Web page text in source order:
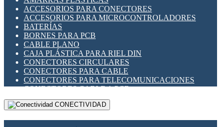
INDICADORES PARA PANEL
INTERFACES DE RELÉ
INTERRUPTORES FIN DE CARRERA
LLAVES CONMUTADORAS
MEDIDORES DE ENERGÍA Y TC'S DE CORRIENTE
MOTORES PASO A PASO
PANTALLAS HMI
PLC -CONTROLADORES LÓGICO PROGRAMABLES
PROGRAMADORES DE HORARIO
RELÉS DE PROTECCIÓN
SENSORES CAPACITIVOS
ACCESORIOS PARA CONECTORES
ACCESORIOS PARA MICROCONTROLADORES
BATERÍAS
BORNES PARA PCB
CABLE PLANO
CAJA PLÁSTICA PARA RIEL DIN
CONECTORES CIRCULARES
CONECTORES PARA CABLE
CONECTORES PARA TELECOMUNICACIONES
CONECTORES CABLE A PCB
CONECTORES PCB A CABLE
DIP SWITCHESCONECTIVIDAD